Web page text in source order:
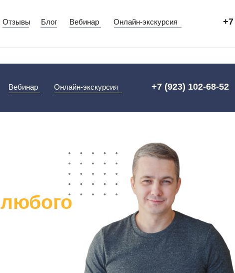
Онлайн-экскурсия
Вебинар
Блог
Отзывы
+7 (923) 102-68-52
Онлайн-экскурсия
Вебинар
любого